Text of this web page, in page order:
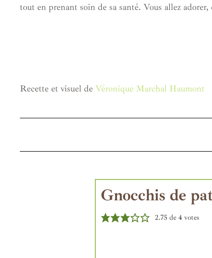
tout en prenant soin de sa santé. Vous allez adorer,
Recette et visuel de Véronique Marchal Haumont
Gnocchis de
2.75 de 4votes